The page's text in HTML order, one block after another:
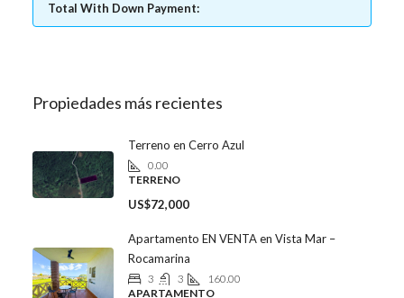
Total With Down Payment:
Propiedades más recientes
Terreno en Cerro Azul
0.00
TERRENO
US$72,000
Apartamento EN VENTA en Vista Mar –
Rocamarina
3 3
160.00
APARTAMENTO